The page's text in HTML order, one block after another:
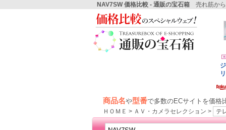
NAV7SW 価格比較 - 通販の宝石箱 売れ筋から
商品名や型番で多数のECサイトを価
ＨＯＭＥ > ＡＶ・カメラセレクション > テ